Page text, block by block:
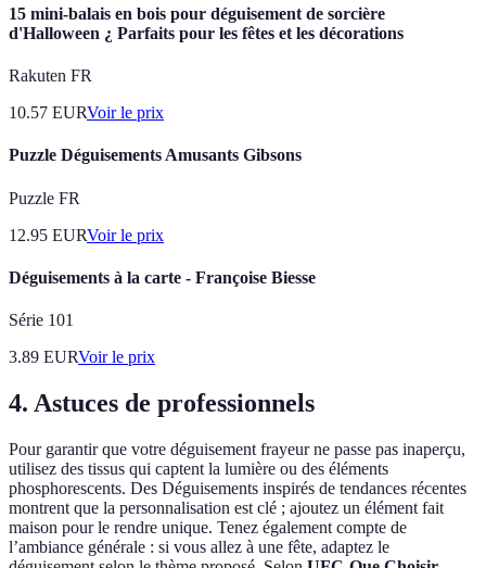
15 mini-balais en bois pour déguisement de sorcière
d'Halloween ¿ Parfaits pour les fêtes et les décorations
Rakuten FR
10.57 EURVoir le prix
Puzzle Déguisements Amusants Gibsons
Puzzle FR
12.95 EURVoir le prix
Déguisements à la carte - Françoise Biesse
Série 101
3.89 EURVoir le prix
4. Astuces de professionnels
Pour garantir que votre déguisement frayeur ne passe pas inaperçu,
utilisez des tissus qui captent la lumière ou des éléments
phosphorescents. Des Déguisements inspirés de tendances récentes
montrent que la personnalisation est clé ; ajoutez un élément fait
maison pour le rendre unique. Tenez également compte de
l’ambiance générale : si vous allez à une fête, adaptez le